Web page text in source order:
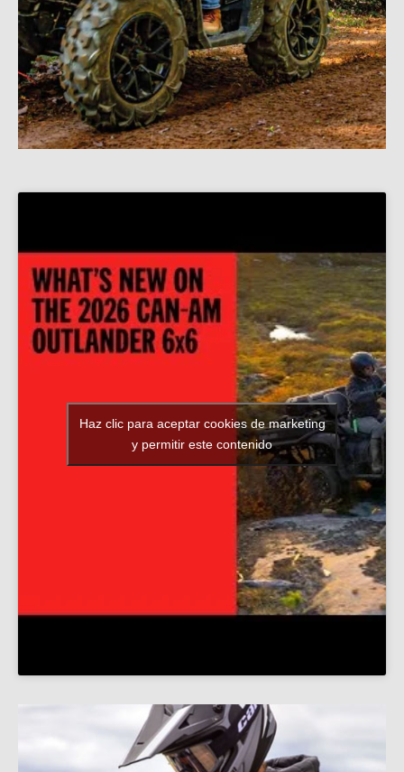
Haz clic para aceptar cookies de marketing
y permitir este contenido